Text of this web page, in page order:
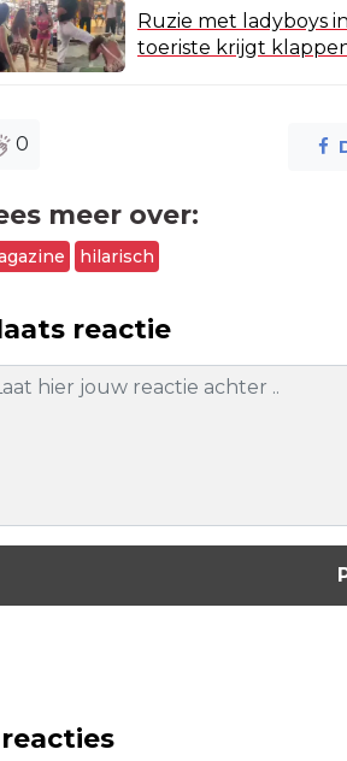
Ruzie met ladyboys
toeriste krijgt
0
meer over:
hilarisch
reactie
reacties